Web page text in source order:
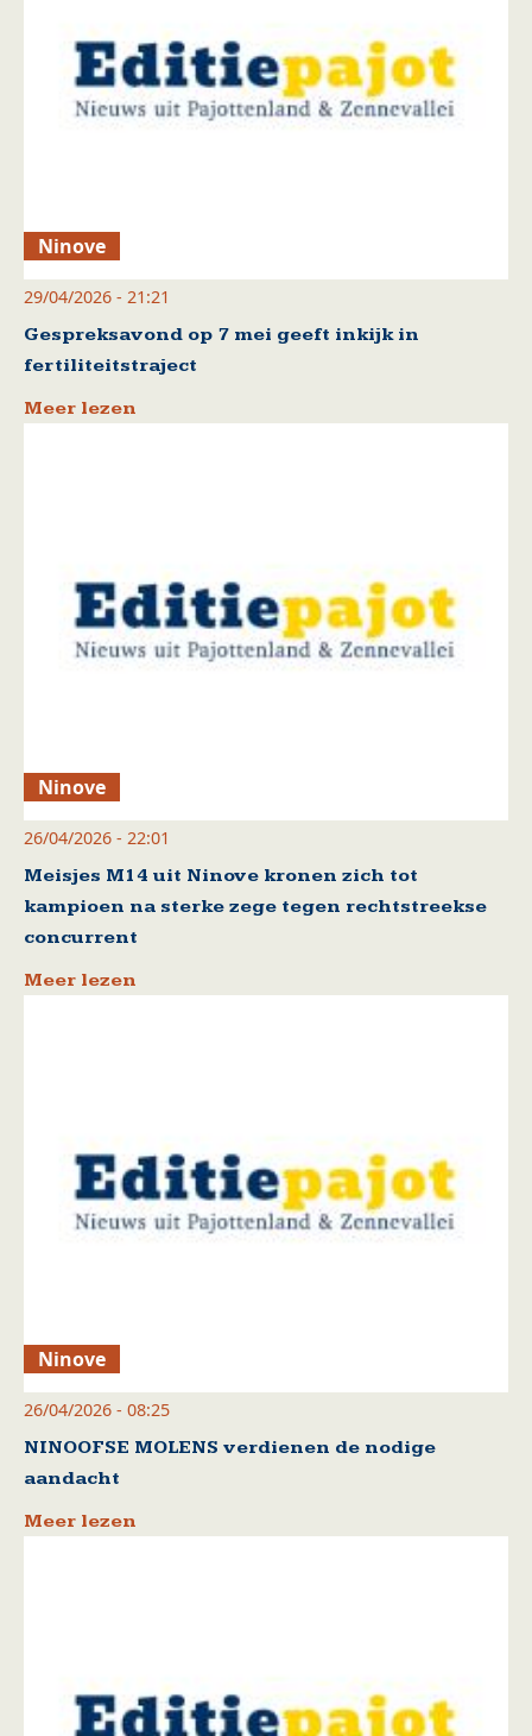
Ninove
29/04/2026 - 21:21
Gespreksavond op 7 mei geeft inkijk in
fertiliteitstraject
Meer lezen
Ninove
26/04/2026 - 22:01
Meisjes M14 uit Ninove kronen zich tot
kampioen na sterke zege tegen rechtstreekse
concurrent
Meer lezen
Ninove
26/04/2026 - 08:25
NINOOFSE MOLENS verdienen de nodige
aandacht
Meer lezen